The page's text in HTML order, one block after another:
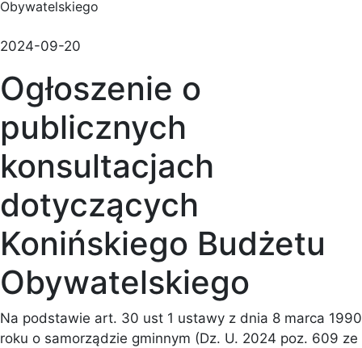
Obywatelskiego
2024-09-20
Ogłoszenie o
publicznych
konsultacjach
dotyczących
Konińskiego Budżetu
Obywatelskiego
Na podstawie art. 30 ust 1 ustawy z dnia 8 marca 1990
roku o samorządzie gminnym (Dz. U. 2024 poz. 609 ze